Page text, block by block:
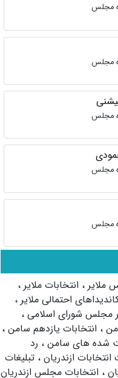
مجلس
مجلس
مجلس
مجلس
مجلس
ملایر ، انتخابات ملایر ،
احتمالی ملایر ،
مجلس شورای اسلامی ،
، انتخابات یازدهم سامن ،
شده های سامن ، رد
انتخابات ازندریان ، تبلیغات
، انتخابات مجلس ازندریان